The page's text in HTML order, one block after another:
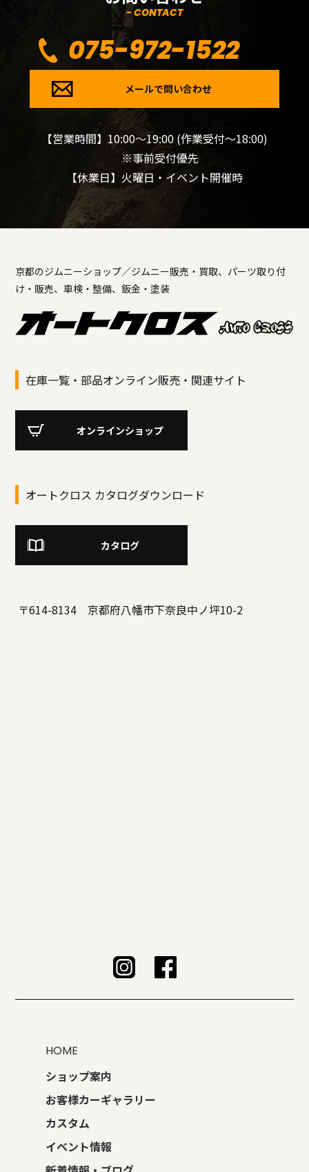
- CONTACT
075-972-1522
メールで問い合わせ
【営業時間】10:00～19:00 (作業受付～18:00)
※事前受付優先
【休業日】火曜日・イベント開催時
京都のジムニーショップ／ジムニー販売・買取、パーツ取り付
け・販売、車検・整備、鈑金・塗装
在庫一覧・部品オンライン販売・関連サイト
オンラインショップ
オートクロス カタログダウンロード
カタログ
〒614-8134 京都府八幡市下奈良中ノ坪10-2
HOME
ショップ案内
お客様カーギャラリー
カスタム
イベント情報